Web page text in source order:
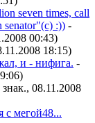
seven times, call
senator"(с) :)) -
00:43)
18:15)
и - нифига. -
)
знак., 08.11.2008
с мегой48...